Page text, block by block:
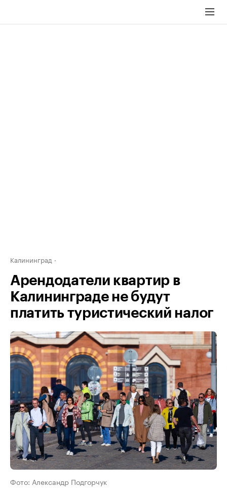
Калининград
Арендодатели квартир в
Калининграде не будут
платить туристический налог
Фото: Александр Подгорчук